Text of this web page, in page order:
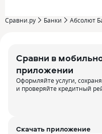
Сравни.ру Банки Абсолют
Сравни в
приложении
Оформляйте услуги,
и проверяйте кредитный
Скачать приложение